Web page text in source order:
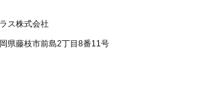
ス株式会社
県藤枝市前島2丁目8番11号